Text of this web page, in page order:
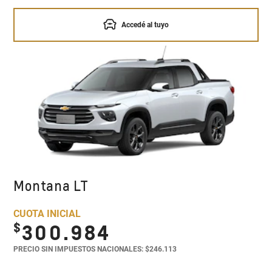
Accedé al tuyo
Montana LT
CUOTA INICIAL
$300.984
PRECIO SIN IMPUESTOS NACIONALES: $246.113